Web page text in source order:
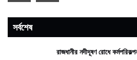
সর্বশেষ
রাজধানীর নদীদূষণ রোধে